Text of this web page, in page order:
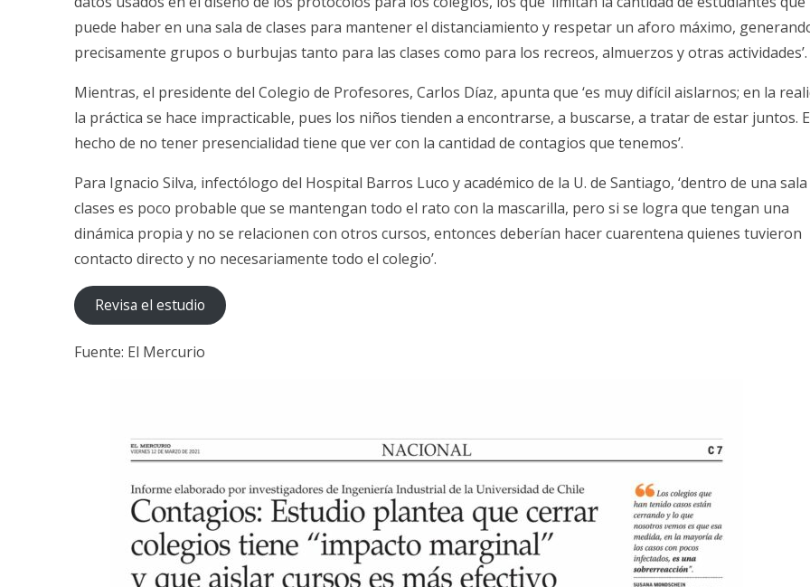
puede haber en una sala de clases para mantener el distanciamiento y respetar un aforo máximo,
precisamente grupos o burbujas tanto para las clases como para los recreos, almuerzos y otras actividades’.
Mientras, el presidente del Colegio de Profesores, Carlos Díaz, apunta que ‘es muy difícil aislarnos; en la
la práctica se hace impracticable, pues los niños tienden a encontrarse, a buscarse, a tratar de estar juntos.
hecho de no tener presencialidad tiene que ver con la cantidad de contagios que tenemos’.
Para Ignacio Silva, infectólogo del Hospital Barros Luco y académico de la U. de Santiago, ‘dentro de una sala
clases es poco probable que se mantengan todo el rato con la mascarilla, pero si se logra que tengan una
dinámica propia y no se relacionen con otros cursos, entonces deberían hacer cuarentena quienes tuvieron
contacto directo y no necesariamente todo el colegio’.
Revisa el estudio
Fuente: El Mercurio